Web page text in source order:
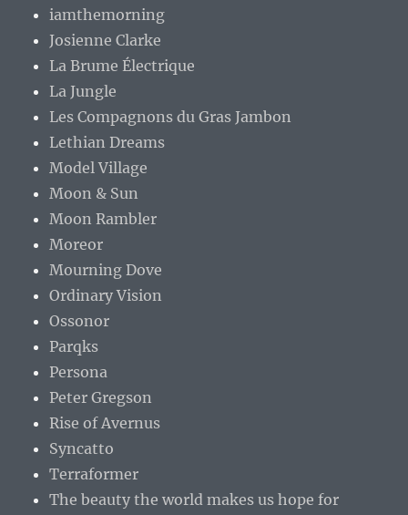
iamthemorning
Josienne Clarke
La Brume Électrique
La Jungle
Les Compagnons du Gras Jambon
Lethian Dreams
Model Village
Moon & Sun
Moon Rambler
Moreor
Mourning Dove
Ordinary Vision
Ossonor
Parqks
Persona
Peter Gregson
Rise of Avernus
Syncatto
Terraformer
The beauty the world makes us hope for